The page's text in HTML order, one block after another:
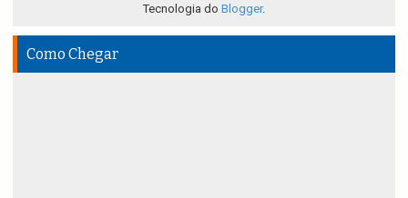
Tecnologia do Blogger.
Como Chegar